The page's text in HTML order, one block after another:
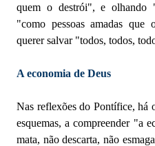
quem o destrói", e olhando
"como pessoas amadas
querer salvar "todos, todos,
A economia de Deus
Nas reflexões do Pontífice, há
esquemas, a compreender "a
mata, não descarta, não